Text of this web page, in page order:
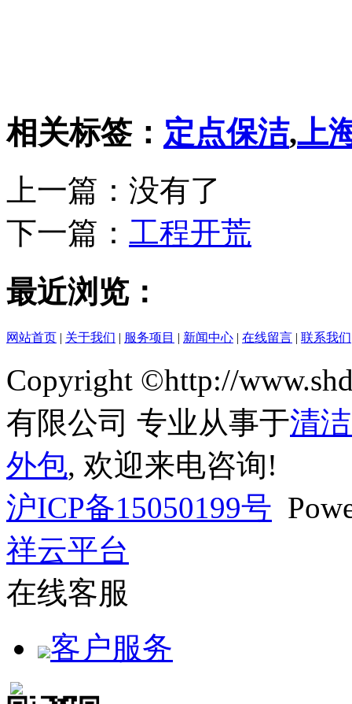
相关标签： 定点保洁,上
上一篇：没有了
下一篇： 工程开荒
最近浏览：
网站首页 | 关于我们 | 服务项目 | 新闻中心 | 在线留言 | 联系我们
Copyright ©http://
有限公司 专业从事于清
外包, 欢迎来电咨询!
沪ICP备15050199号
祥云平台
在线客服
客户服务